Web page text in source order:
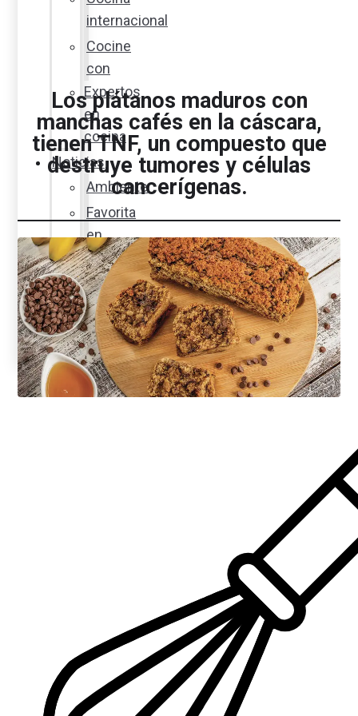
internacional
Cocine
con
Expertos
en
cocina
Noticias
Ambiente
Favorita
en
acción
Corporativo
Emprendimiento
Maxi
Guía
Los plátanos maduros con
manchas cafés en la cáscara,
tienen TNF, un compuesto que
destruye tumores y células
cancerígenas.